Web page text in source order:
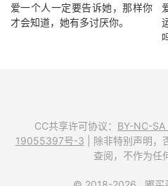
爱一个人一定要告诉她，那样你
才会知道，她有多讨厌你。
CC共享许可协议： BY-NC-
19055397号-3 | 除非特别声明，
查阅，不作为任